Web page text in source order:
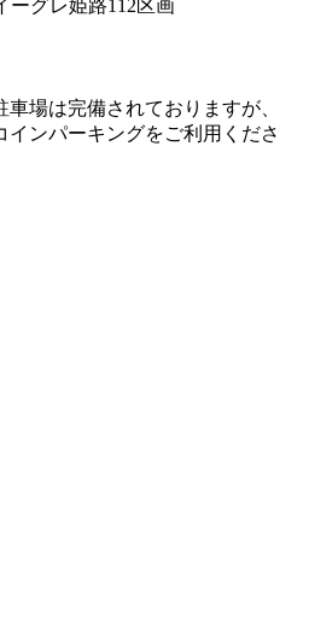
ーグレ姫路112区画
場は完備されておりますが、
インパーキングをご利用くださ